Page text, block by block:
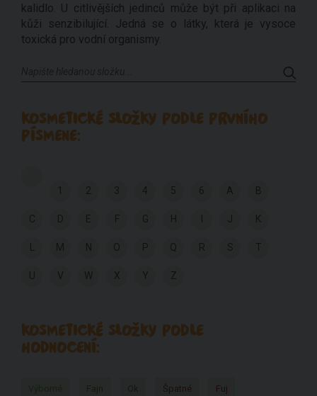
kalidlo. U citlivějších jedinců může být při aplikaci na
kůži senzibilující. Jedná se o látky, která je vysoce
toxická pro vodní organismy.
KOSMETICKÉ SLOŽKY PODLE PRVNÍHO
PÍSMENE:
1 2 3 4 5 6 A B
C D E F G H J K
M N O P Q R S T
V W X Y Z
KOSMETICKÉ SLOŽKY PODLE
HODNOCENÍ:
Výborné Fajn Ok Špatné Fuj